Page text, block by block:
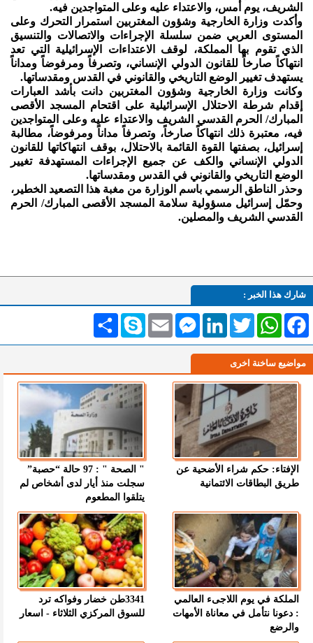
الشريف، يوم أمس، والاعتداء عليه وعلى المتواجدين فيه.
وأكدت وزارة الخارجية وشؤون المغتربين استمرار التحرك وعلى
المستوى العربي ضمن سلسلة الإجراءات والاتصالات والتنسيق
الذي تقوم بها المملكة، لوقف الاعتداءات الإسرائيلية التي تعد
انتهاكاً صارخاً للقانون الدولي الإنساني، وتصرفاً ومرفوضاً ومداناً
يستهدف تغيير الوضع التاريخي والقانوني في القدس ومقدساتها.
وكانت وزارة الخارجية وشؤون المغتربين دانت بأشد العبارات
إقدام شرطة الاحتلال الإسرائيلية على اقتحام المسجد الأقصى
المبارك/ الحرم القدسي الشريف والاعتداء عليه وعلى المتواجدين
فيه، معتبرة ذلك انتهاكاً صارخاً، وتصرفاً مداناً ومرفوضاً، مطالبة
إسرائيل، بصفتها القوة القائمة بالاحتلال، بوقف انتهاكاتها للقانون
الدولي الإنساني والكف عن جميع الإجراءات المستهدفة تغيير
الوضع التاريخي والقانوني في القدس ومقدساتها.
وحذر الناطق الرسمي باسم الوزارة من مغبة هذا التصعيد الخطير،
وحمّل إسرائيل مسؤولية سلامة المسجد الأقصى المبارك/ الحرم
القدسي الشريف والمصلين.
شارك هذا الخبر :
انشر Skype Email
MessengerLinkedInTwitterWhatsAppFacebook
مواضيع ساخنة اخرى
الإفتاء: حكم شراء الأضحية عن
طريق البطاقات الائتمانية
" الصحة " : 97 حالة “حصبة”
سجلت منذ أيار لدى أشخاص لم
يتلقوا المطعوم
الملكة في يوم اللاجىء العالمي
: دعونا نتأمل في معاناة الأمهات
والرضع
3341طن خضار وفواكه ترد
للسوق المركزي الثلاثاء - اسعار